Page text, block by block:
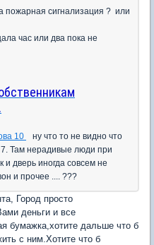
пожарная сигнализация ? или
час или два пока не
10
ну что то не видно что
Там нерадивые люди при
и дверь иногда совсем не
и прочее .... ???
Город просто
деньги и все
бумажка,хотите дальше что б
с ним.Хотите что б